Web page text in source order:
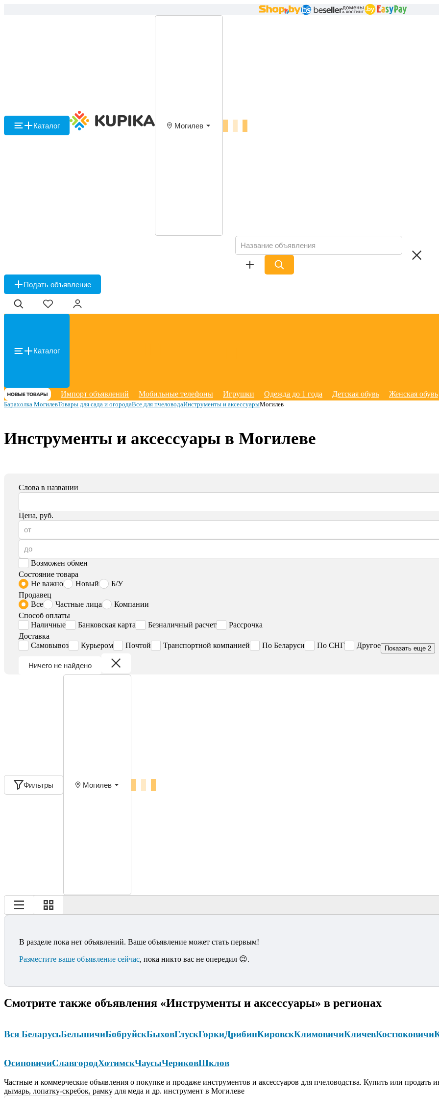
Каталог Могилев
Подать объявление
Каталог
Импорт объявлений Мобильные телефоны Игрушки Одежда до 1 года Детская обувь Женская обувь
Барахолка МогилевТовары для сада и огородаВсе для пчеловодаИнструменты и аксессуарыМогилев
Инструменты и аксессуары в Могилеве
Слова в названии
Цена, руб.
Возможен обмен
Состояние товара
Не важно
Новый
Б/У
Продавец
Все
Частные лица
Компании
Способ оплаты
Наличные
Банковская карта Безналичный расчет
Рассрочка
Доставка
Самовывоз
Курьером Почтой Транспортной компанией По Беларуси По СНГ Другое Показать еще 2
Ничего не найдено
Фильтры Могилев
В разделе пока нет объявлений. Ваше объявление может стать первым!
Разместите ваше объявление сейчас, пока никто вас не опередил 😉.
Смотрите также объявления «Инструменты и аксессуары» в регионах
Вся БеларусьБелыничиБобруйскБыховГлускГоркиДрибинКировскКлимовичиКличевКостюковичи
ОсиповичиСлавгородХотимскЧаусыЧериковШклов
Частные и коммерческие объявления о покупке и продаже инструментов и аксессуаров для пчеловодства. Купить или продать
дымарь, лопатку-скребок, рамку для меда и др. инструмент в Могилеве